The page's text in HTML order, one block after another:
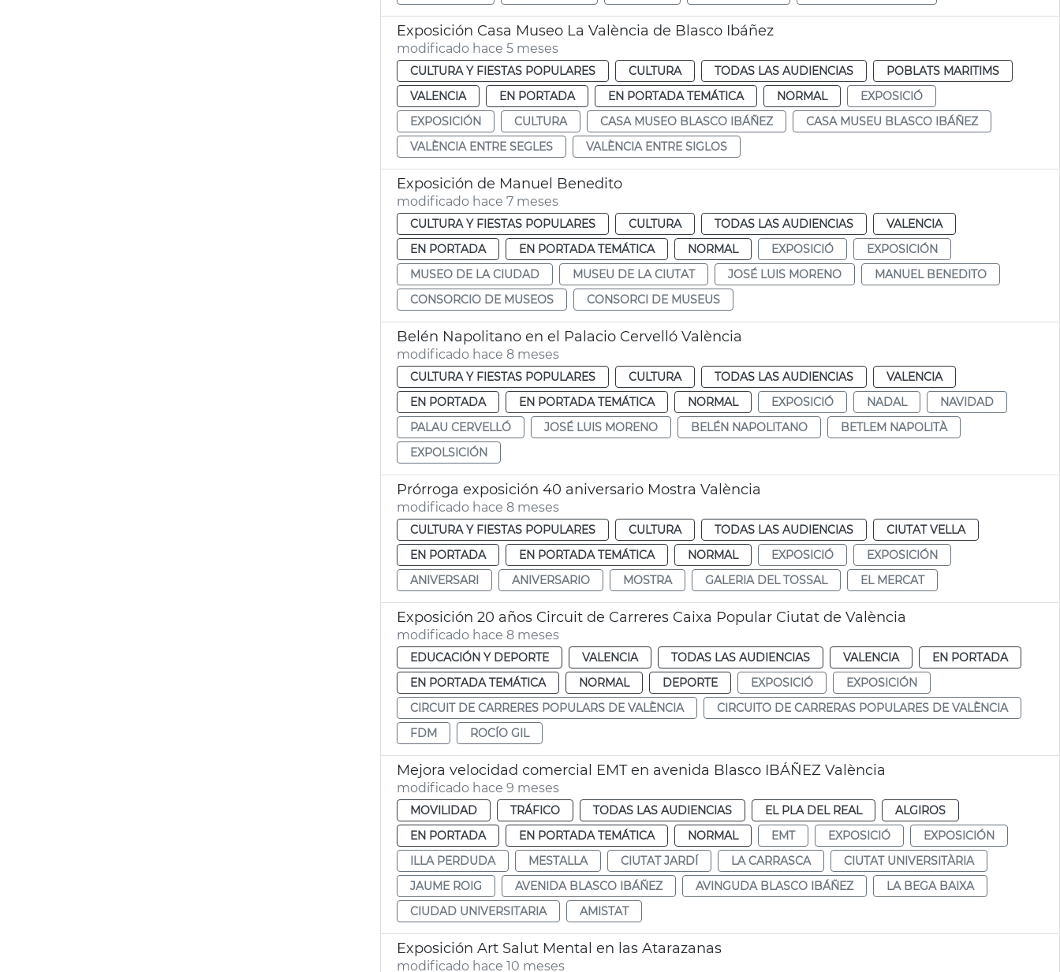
Exposición Casa Museo La València de Blasco Ibáñez
modificado hace 5 meses
CULTURA Y FIESTAS POPULARES CULTURA TODAS LAS AUDIENCIAS
POBLATS MARITIMS
VALENCIA
EN PORTADA EN PORTADA TEMÁTICA NORMAL
EXPOSICIÓ
EXPOSICIÓN
CULTURA CASA MUSEO BLASCO IBÁÑEZ
CASA MUSEU BLASCO IBÁÑEZ
VALÈNCIA ENTRE SEGLES
VALÈNCIA ENTRE SIGLOS
Exposición de Manuel Benedito
modificado hace 7 meses
CULTURA Y FIESTAS POPULARES CULTURA TODAS LAS AUDIENCIAS
VALENCIA
EN PORTADA
EN PORTADA TEMÁTICA NORMAL EXPOSICIÓ
EXPOSICIÓN
MUSEO DE LA CIUDAD
MUSEU DE LA CIUTAT JOSÉ LUIS MORENO
MANUEL BENEDITO
CONSORCIO DE MUSEOS
CONSORCI DE MUSEUS
Belén Napolitano en el Palacio Cervelló València
modificado hace 8 meses
CULTURA Y FIESTAS POPULARES CULTURA TODAS LAS AUDIENCIAS
VALENCIA
EN PORTADA
EN PORTADA TEMÁTICA NORMAL EXPOSICIÓ NADAL
NAVIDAD
PALAU CERVELLÓ
JOSÉ LUIS MORENO BELÉN NAPOLITANO
BETLEM NAPOLITÀ
EXPOLSICIÓN
Prórroga exposición 40 aniversario Mostra València
modificado hace 8 meses
CULTURA Y FIESTAS POPULARES CULTURA TODAS LAS AUDIENCIAS
CIUTAT VELLA
EN PORTADA
EN PORTADA TEMÁTICA NORMAL EXPOSICIÓ
EXPOSICIÓN
ANIVERSARI
ANIVERSARIO MOSTRA GALERIA DEL TOSSAL EL MERCAT
Exposición 20 años Circuit de Carreres Caixa Popular Ciutat de València
modificado hace 8 meses
EDUCACIÓN Y DEPORTE VALENCIA TODAS LAS AUDIENCIAS VALENCIA
EN PORTADA
EN PORTADA TEMÁTICA
NORMAL DEPORTE EXPOSICIÓ
EXPOSICIÓN
CIRCUIT DE CARRERES POPULARS DE VALÈNCIA
CIRCUITO DE CARRERAS POPULARES DE VALÈNCIA
FDM
ROCÍO GIL
Mejora velocidad comercial EMT en avenida Blasco IBÁÑEZ València
modificado hace 9 meses
MOVILIDAD TRÁFICO TODAS LAS AUDIENCIAS EL PLA DEL REAL
ALGIROS
EN PORTADA
EN PORTADA TEMÁTICA NORMAL EMT EXPOSICIÓ
EXPOSICIÓN
ILLA PERDUDA
MESTALLA CIUTAT JARDÍ LA CARRASCA
CIUTAT UNIVERSITÀRIA
JAUME ROIG
AVENIDA BLASCO IBÁÑEZ AVINGUDA BLASCO IBÁÑEZ
LA BEGA BAIXA
CIUDAD UNIVERSITARIA
AMISTAT
Exposición Art Salut Mental en las Atarazanas
modificado hace 10 meses